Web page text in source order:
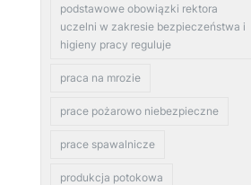
podstawowe obowiązki rektora
uczelni w zakresie bezpieczeństwa i
higieny pracy reguluje
praca na mrozie
prace pożarowo niebezpieczne
prace spawalnicze
produkcja potokowa